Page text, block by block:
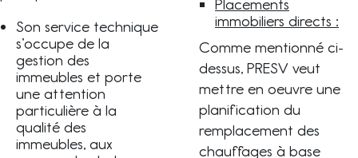
Son service technique
s’occupe de la
gestion des
immeubles et porte
une attention
particulière à la
qualité des
immeubles, aux
Placements
immobiliers directs :
Comme mentionné ci-
dessus, PRESV veut
mettre en oeuvre une
planification du
remplacement des
chauffages à base